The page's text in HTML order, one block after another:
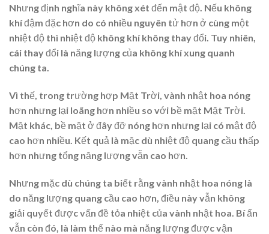
Nhưng định nghĩa này không xét đến mật độ. Nếu không
khí đậm đặc hơn do có nhiều nguyên tử hơn ở cùng một
nhiệt độ thì nhiệt độ không khí không thay đổi. Tuy nhiên,
cái thay đổi là năng lượng của không khí xung quanh
chúng ta.
Vì thế, trong trường hợp Mặt Trời, vành nhật hoa nóng
hơn nhưng lại loãng hơn nhiều so với bề mặt Mặt Trời.
Mặt khác, bề mặt ở đây đỡ nóng hơn nhưng lại có mật độ
cao hơn nhiều. Kết quả là mặc dù nhiệt độ quang cầu thấp
hơn nhưng tổng năng lượng vẫn cao hơn.
Nhưng mặc dù chúng ta biết rằng vành nhật hoa nóng là
do năng lượng quang cầu cao hơn, điều này vẫn không
giải quyết được vấn đề tỏa nhiệt của vành nhật hoa. Bí ẩn
vẫn còn đó, là làm thế nào mà năng lượng được vận